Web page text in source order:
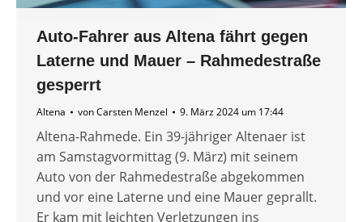
Auto-Fahrer aus Altena fährt gegen
Laterne und Mauer – Rahmedestraße
gesperrt
Altena vonCarsten Menzel 9. März 2024 um 17:44
Altena-Rahmede. Ein 39-jähriger Altenaer ist
am Samstagvormittag (9. März) mit seinem
Auto von der Rahmedestraße abgekommen
und vor eine Laterne und eine Mauer geprallt.
Er kam mit leichten Verletzungen ins